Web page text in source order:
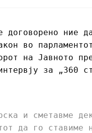
договорено ние
во
на Јавното
за „360
и сметавме
да го